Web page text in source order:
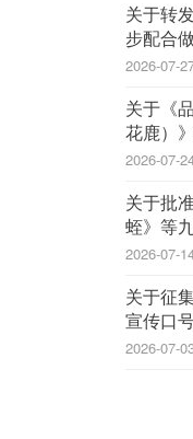
关于转
步配合
工作的
2026-07-
关于《
花鹿）
的函
2026-07-
关于批
蛭》等
公告
2026-07-
关于征
宣传口
2026-07-